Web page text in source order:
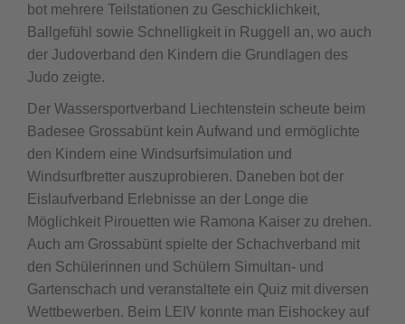
bot mehrere Teilstationen zu Geschicklichkeit,
Ballgefühl sowie Schnelligkeit in Ruggell an, wo auch
der Judoverband den Kindern die Grundlagen des
Judo zeigte.
Der Wassersportverband Liechtenstein scheute beim
Badesee Grossabünt kein Aufwand und ermöglichte
den Kindern eine Windsurfsimulation und
Windsurfbretter auszuprobieren. Daneben bot der
Eislaufverband Erlebnisse an der Longe die
Möglichkeit Pirouetten wie Ramona Kaiser zu drehen.
Auch am Grossabünt spielte der Schachverband mit
den Schülerinnen und Schülern Simultan- und
Gartenschach und veranstaltete ein Quiz mit diversen
Wettbewerben. Beim LEIV konnte man Eishockey auf